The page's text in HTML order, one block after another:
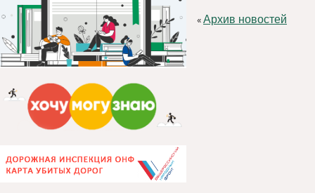
«Архив новостей